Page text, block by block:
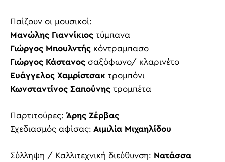
Παίζουν οι μουσικοί:
Μανώλης Γιαννίκιος τύμπανα
Γιώργος Μπουλντής κόντραμπασο
Γιώργος Κάστανος σαξόφωνο/ κλαρινέτο
Ευάγγελος Χαμρίστσακ τρομπόνι
Κωνσταντίνος Σαπούνης τρομπέτα
Παρτιτούρες: Άρης Ζέρβας
Σχεδιασμός αφίσας: Αιμιλία Μιχαηλίδου
Σύλληψη / Καλλιτεχνική διεύθυνση: Νατάσσα